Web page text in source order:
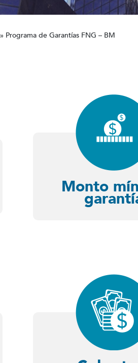
Programa de Garantías FNG – BM
Monto